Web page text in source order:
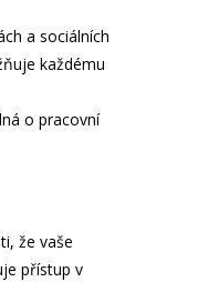
a sociálních
každému
o pracovní
že vaše
přístup v